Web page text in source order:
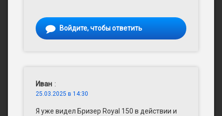
Войдите, чтобы ответить
Иван :
25.03.2025 в 14:30
Я уже видел Бризер Royal 150 в действии и